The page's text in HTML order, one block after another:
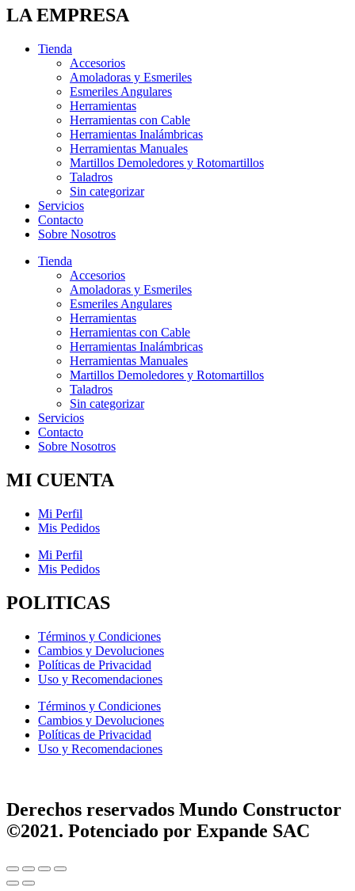
LA EMPRESA
Tienda
Accesorios
Amoladoras y Esmeriles
Esmeriles Angulares
Herramientas
Herramientas con Cable
Herramientas Inalámbricas
Herramientas Manuales
Martillos Demoledores y Rotomartillos
Taladros
Sin categorizar
Servicios
Contacto
Sobre Nosotros
Tienda
Accesorios
Amoladoras y Esmeriles
Esmeriles Angulares
Herramientas
Herramientas con Cable
Herramientas Inalámbricas
Herramientas Manuales
Martillos Demoledores y Rotomartillos
Taladros
Sin categorizar
Servicios
Contacto
Sobre Nosotros
MI CUENTA
Mi Perfil
Mis Pedidos
Mi Perfil
Mis Pedidos
POLITICAS
Términos y Condiciones
Cambios y Devoluciones
Políticas de Privacidad
Uso y Recomendaciones
Términos y Condiciones
Cambios y Devoluciones
Políticas de Privacidad
Uso y Recomendaciones
Derechos reservados Mundo Constructor
©2021. Potenciado por Expande SAC